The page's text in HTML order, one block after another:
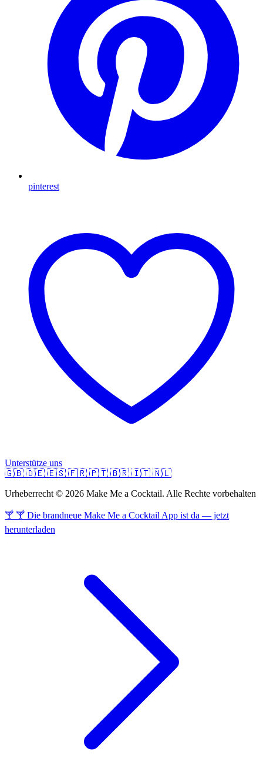
pinterest
Unterstütze uns
🇬🇧 🇩🇪 🇪🇸 🇫🇷 🇵🇹 🇧🇷 🇮🇹 🇳🇱
Urheberrecht © 2026 Make Me a Cocktail. Alle Rechte vorbehalten
🍸 🍸 Die brandneue Make Me a Cocktail App ist da — jetzt
herunterladen